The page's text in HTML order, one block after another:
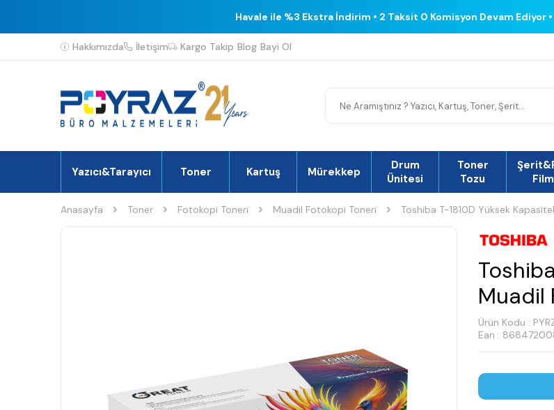
Havale ile %3 Ekstra İndirim • 2 Taksit 0 Komisyon Devam Ediyor
Hakkımızda İletişim Kargo Takip Blog Bayi Ol
Yazıcı&Tarayıcı Toner Kartuş Mürekkep
Drum
Ünitesi
Toner
Tozu
Film
Anasayfa Toner Fotokopi Toneri Muadil Fotokopi Toneri Toshiba T-1810D Yüksek
Muadil
Ürün Kodu :
Ean :